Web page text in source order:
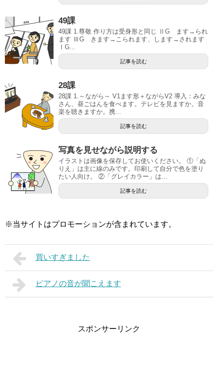
49課
49課 1.尊敬 作り方は受身形と同じ ⅡG ます→られ
ます ⅢG きます→こられます、します→されます
ⅠG...
記事を読む
28課
28課 1.～ながら～ V1ます形＋ながらV2 導入：みな
さん、昼ごはんを食べます。テレビを見ますか。音
楽を聴きますか。携...
記事を読む
写真を見せながら説明する
イラストは画像を保存してお使いください。 ①「ぬ
りえ」は主に線のみです。印刷して自分で色を塗り
たい人向け。 ②「グレイカラー」は...
記事を読む
※当サイトはプロモーションが含まれています。
買いすぎました
ピアノの音が聞こえます
スポンサーリンク